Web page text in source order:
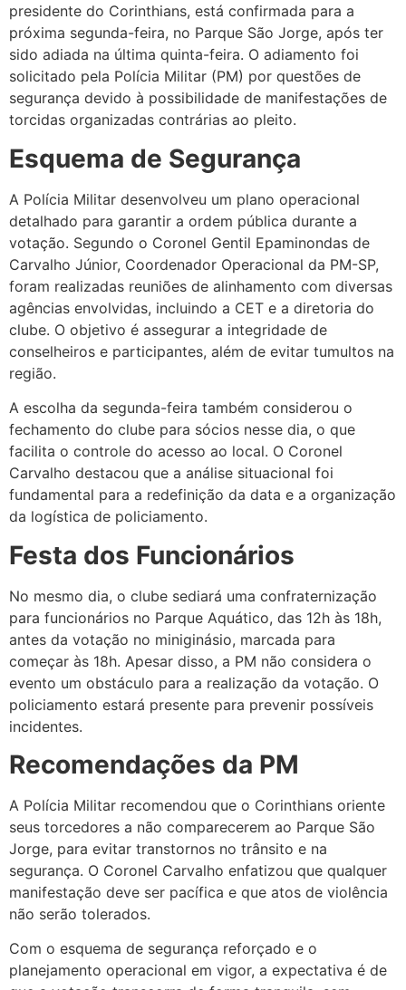
presidente do Corinthians, está confirmada para a
próxima segunda-feira, no Parque São Jorge, após ter
sido adiada na última quinta-feira. O adiamento foi
solicitado pela Polícia Militar (PM) por questões de
segurança devido à possibilidade de manifestações de
torcidas organizadas contrárias ao pleito.
Esquema de Segurança
A Polícia Militar desenvolveu um plano operacional
detalhado para garantir a ordem pública durante a
votação. Segundo o Coronel Gentil Epaminondas de
Carvalho Júnior, Coordenador Operacional da PM-SP,
foram realizadas reuniões de alinhamento com diversas
agências envolvidas, incluindo a CET e a diretoria do
clube. O objetivo é assegurar a integridade de
conselheiros e participantes, além de evitar tumultos na
região.
A escolha da segunda-feira também considerou o
fechamento do clube para sócios nesse dia, o que
facilita o controle do acesso ao local. O Coronel
Carvalho destacou que a análise situacional foi
fundamental para a redefinição da data e a organização
da logística de policiamento.
Festa dos Funcionários
No mesmo dia, o clube sediará uma confraternização
para funcionários no Parque Aquático, das 12h às 18h,
antes da votação no miniginásio, marcada para
começar às 18h. Apesar disso, a PM não considera o
evento um obstáculo para a realização da votação. O
policiamento estará presente para prevenir possíveis
incidentes.
Recomendações da PM
A Polícia Militar recomendou que o Corinthians oriente
seus torcedores a não comparecerem ao Parque São
Jorge, para evitar transtornos no trânsito e na
segurança. O Coronel Carvalho enfatizou que qualquer
manifestação deve ser pacífica e que atos de violência
não serão tolerados.
Com o esquema de segurança reforçado e o
planejamento operacional em vigor, a expectativa é de